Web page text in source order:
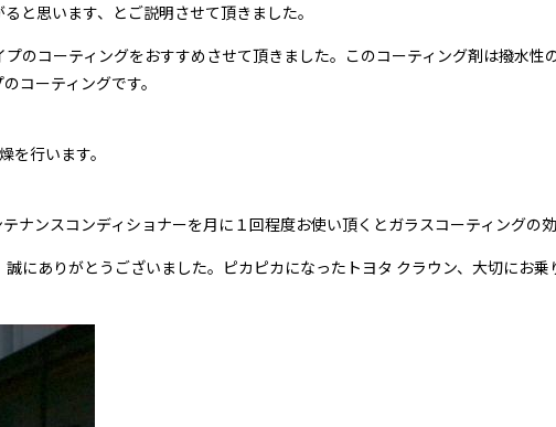
と思います、とご説明させて頂きました。
のコーティングをおすすめさせて頂きました。このコーティング剤は撥水性
コーティングです。
行います。
ナンスコンディショナーを月に１回程度お使い頂くとガラスコーティングの
にありがとうございました。ピカピカになったトヨタ クラウン、大切にお乗